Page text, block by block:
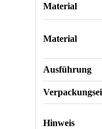
Material
Material
Ausführung
Hinweis